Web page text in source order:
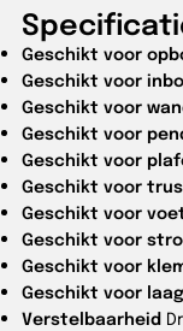
Geschikt voor
Geschikt voor
Geschikt voor
Geschikt voor
Geschikt voor
Geschikt voor
Geschikt voor
Geschikt voor
Geschikt voor
Geschikt voor
Verstelbaarheid